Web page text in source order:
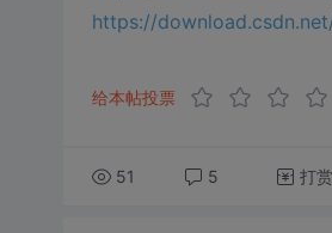
https://
给本帖投票
51 5 打赏